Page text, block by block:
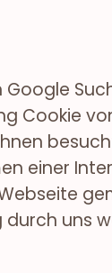
Cookie
einer
durch